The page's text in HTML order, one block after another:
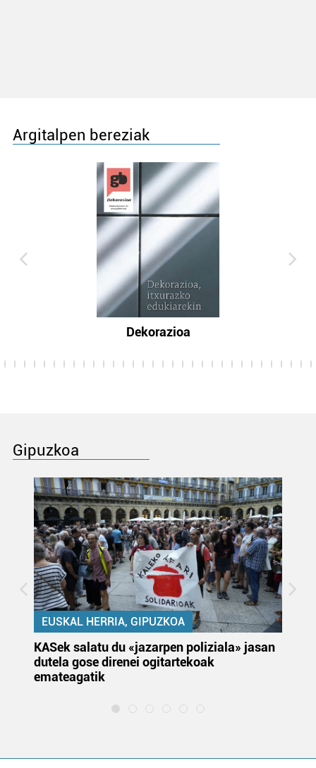
Argitalpen bereziak
Dekorazioa
Gipuzkoa
EUSKAL HERRIA, GIPUZKOA
KASek salatu du «jazarpen poliziala» jasan
dutela gose direnei ogitartekoak
emateagatik